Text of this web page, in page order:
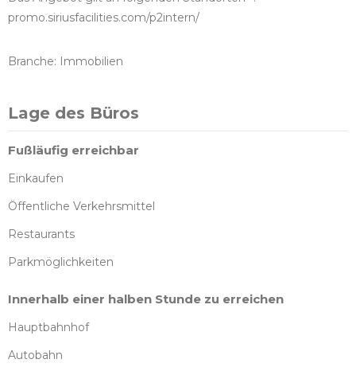
promo.siriusfacilities.com/p2intern/
Branche: Immobilien
Lage des Büros
Fußläufig erreichbar
Einkaufen
Öffentliche Verkehrsmittel
Restaurants
Parkmöglichkeiten
Innerhalb einer halben Stunde zu erreichen
Hauptbahnhof
Autobahn